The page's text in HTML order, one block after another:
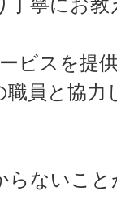
ビスを提
員と協力
らないこ